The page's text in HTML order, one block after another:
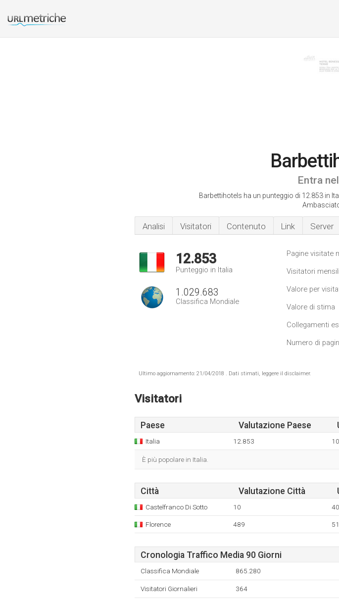
Entra
Barbettihotels ha un punteggio di 12.853 in
Analisi Visitatori Contenuto Link Server
12.853
Punteggio in Italia
1.029.683
Classifica Mondiale
Pagine visitate
Visitatori mensili
Valore per
Valore di stima
Collegamenti
Numero di
Ultimo aggiornamento: 21/04/2018 . Dati stimati, leggere il disclaimer.
Visitatori
Paese Valutazione Paese
Italia 12.853
È più popolare in Italia.
Città Valutazione Città
Castelfranco Di Sotto 10
Florence 489
Cronologia Traffico Media 90 Giorni
Classifica Mondiale 865.280
Visitatori Giornalieri 364